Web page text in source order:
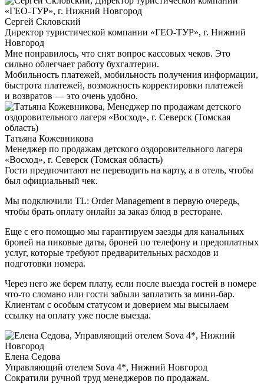
Сергей Скловский
Директор туристической компании «ГЕО-ТУР», г. Нижний
Новгород
Мне понравилось, что снят вопрос кассовых чеков. Это
сильно облегчает работу бухгалтерии.
Мобильность платежей, мобильность получения информации,
быстрота платежей, возможность корректировки платежей
и возвратов — это очень удобно.
Татьяна Кожевникова
Менеджер по продажам детского оздоровительного лагеря
«Восход», г. Северск (Томская область)
Гости предпочитают не переводить на карту, а в отель, чтобы
был официальный чек.
Мы подключили TL: Order Management в первую очередь,
чтобы брать оплату онлайн за заказ блюд в ресторане.
Еще с его помощью мы гарантируем заезды для канальных
броней на пиковые даты, броней по телефону и предоплатных
услуг, которые требуют предварительных расходов и
подготовки номера.
Через него же берем плату, если после выезда гостей в номере
что-то сломано или гости забыли заплатить за мини-бар.
Клиентам с особым статусом и доверием мы высылаем
ссылку на оплату уже после выезда.
Елена Седова
Управляющий отелем Sova 4*, Нижний Новгород
Сократили ручной труд менеджеров по продажам.